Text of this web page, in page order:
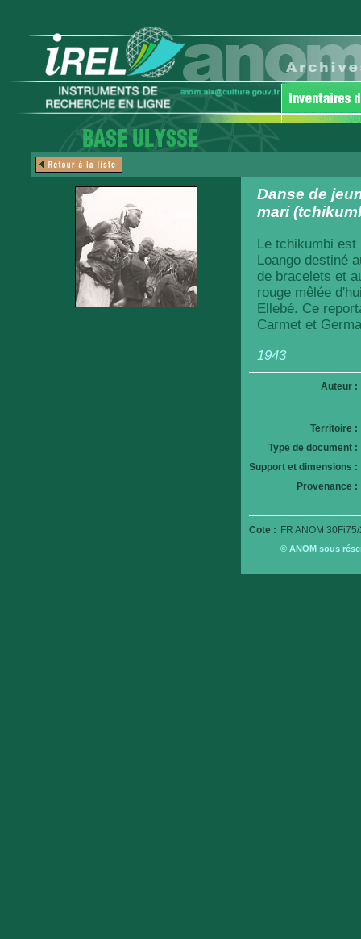
Danse de
mari
Le tchikumbi est
Loango destiné
de bracelets et
rouge mêlée
Ellebé. Ce
Carmet et
1943
Auteur :
Territoire :
Type de document :
Support et dimensions :
Provenance :
Cote : FR ANOM
© ANOM sous